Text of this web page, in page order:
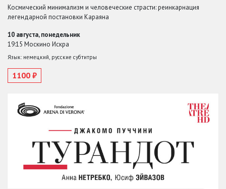
Космический минимализм и человеческие страсти: реинкарнация
легендарной постановки Караяна
10 августа, понедельник
19:15 Москино Искра
Язык: немецкий, русские субтитры
1100 ₽